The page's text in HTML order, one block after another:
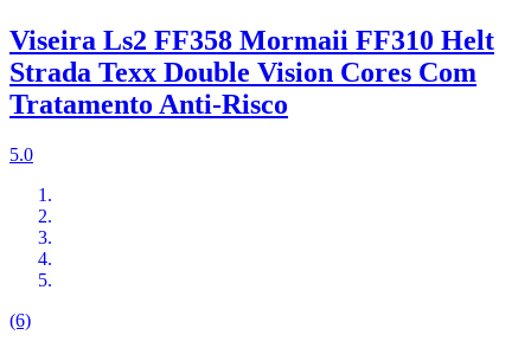
Viseira Ls2 FF358 Mormaii FF310 Helt
Strada Texx Double Vision Cores Com
Tratamento Anti-Risco
5.0
(6)